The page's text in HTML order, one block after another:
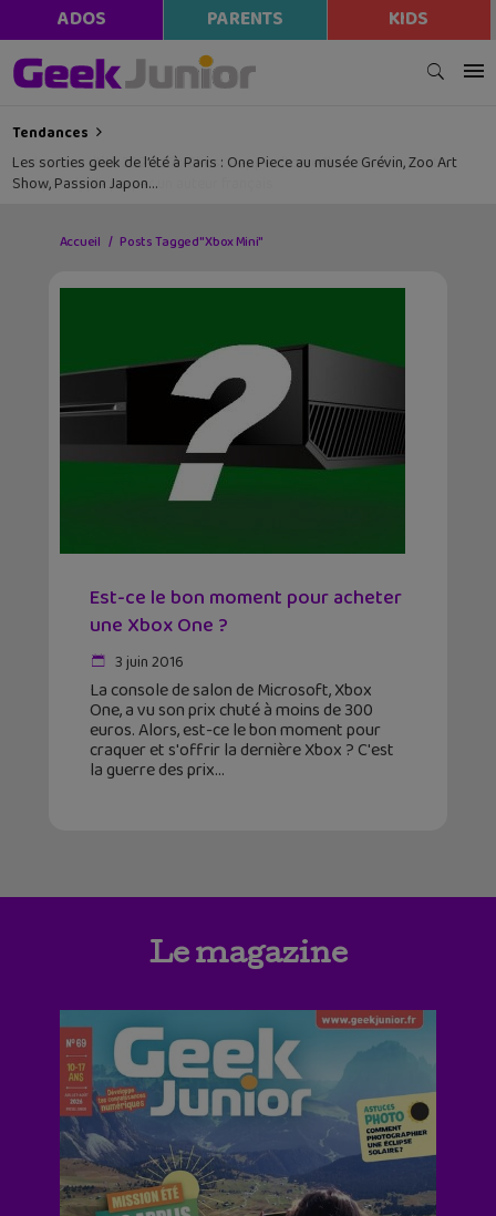
ADOS PARENTS KIDS
Tendances
Les sorties geek de l’été à Paris : One Piece au musée Grévin, Zoo Art
Show, Passion Japon…
Accueil Posts Tagged "Xbox Mini"
Est-ce le bon moment pour acheter
une Xbox One ?
3 juin 2016
La console de salon de Microsoft, Xbox
One, a vu son prix chuté à moins de 300
euros. Alors, est-ce le bon moment pour
craquer et s'offrir la dernière Xbox ? C'est
la guerre des prix
Le magazine